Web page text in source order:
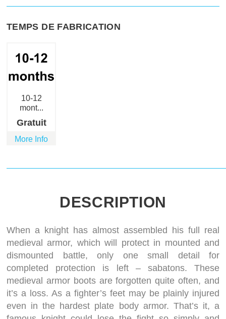
TEMPS DE FABRICATION
10-12
mont...
Gratuit
More Info
DESCRIPTION
When a knight has almost assembled his full real
medieval armor, which will protect in mounted and
dismounted battle, only one small detail for
completed protection is left – sabatons. These
medieval armor boots are forgotten quite often, and
it’s a loss. As a fighter’s feet may be plainly injured
even in the hardest plate body armor. That’s it, a